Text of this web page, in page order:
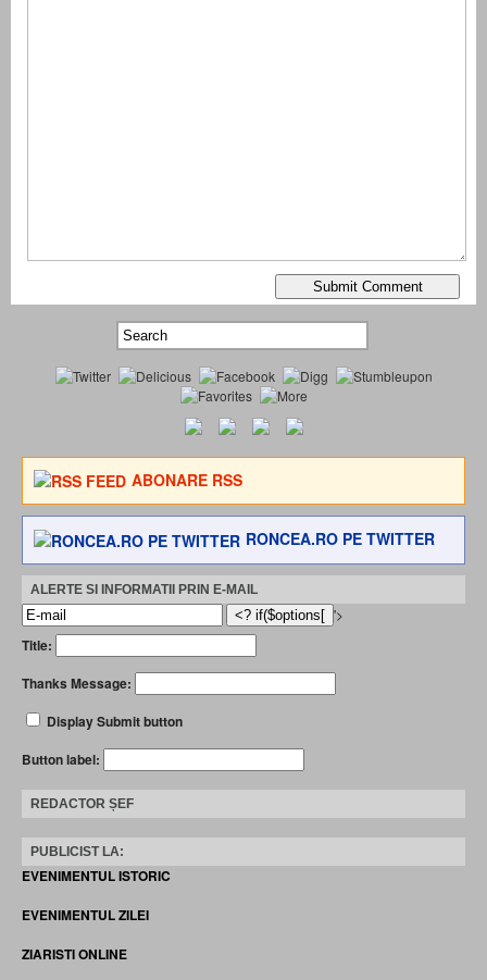
ABONARE RSS
RONCEA.RO PE TWITTER
ALERTE SI INFORMATII PRIN E-MAIL
'>
Title:
Thanks Message:
Display Submit button
Button label:
REDACTOR ȘEF
PUBLICIST LA:
EVENIMENTUL ISTORIC
EVENIMENTUL ZILEI
ZIARISTI ONLINE